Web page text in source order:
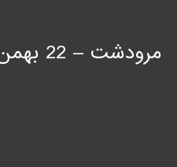
مرودشت – 22 بهمن شمالی